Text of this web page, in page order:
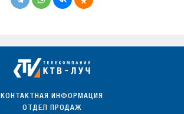
КОНТАКТНАЯ ИНФОРМАЦИЯ
ОТДЕЛ ПРОДАЖ